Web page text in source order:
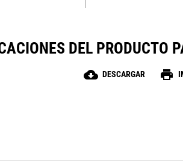
DEL PRODUCTO
cloud_download DESCARGAR print